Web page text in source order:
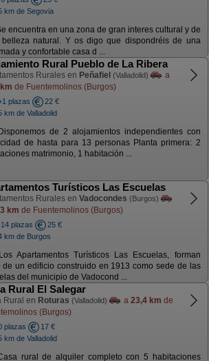
km de Segovia
encuentra en una zona de gran interes cultural y de
belleza natural. Y os digo que dispondréis de una
y confortable casa d ...
Rural Pueblo de La Ribera
Rurales en Peñafiel (Valladolid)
a
de Fuentemolinos (Burgos)
plazas
22 €
km de Valladolid
de 2 alojamientos independientes con
de hasta para 13 personas Planta primera: 2
matrimonio, 1 habitación ...
Turísticos Las Escuelas
Rurales en Vadocondes (Burgos)
km de Fuentemolinos (Burgos)
plazas
25 €
km de Burgos
Apartamentos Turísticos Las Escuelas, forman
de un edificio construido en 1913 como sede de las
del municipio de Vadocond ...
Rural El Salegar
Rural en Roturas (Valladolid) a 23,4 km de
(Burgos)
plazas
17 €
km de Valladolid
rural de alquiler completo con 5 habitaciones